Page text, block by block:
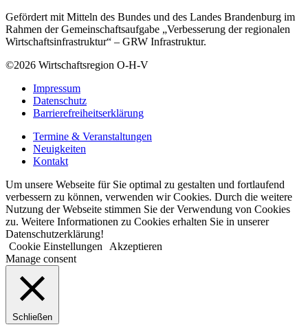
Gefördert mit Mitteln des Bundes und des Landes Brandenburg im
Rahmen der Gemeinschaftsaufgabe „Verbesserung der regionalen
Wirtschaftsinfrastruktur“ – GRW Infrastruktur.
©2026 Wirtschaftsregion O-H-V
Impressum
Datenschutz
Barrierefreiheitserklärung
Termine & Veranstaltungen
Neuigkeiten
Kontakt
Um unsere Webseite für Sie optimal zu gestalten und fortlaufend
verbessern zu können, verwenden wir Cookies. Durch die weitere
Nutzung der Webseite stimmen Sie der Verwendung von Cookies
zu. Weitere Informationen zu Cookies erhalten Sie in unserer
Datenschutzerklärung!
Cookie Einstellungen
Akzeptieren
Manage consent
Schließen